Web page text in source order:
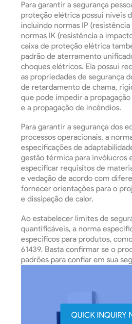
Para garantir a segurança
proteção elétrica possui níveis
incluindo normas IP (resistência
normas IK (resistência a
caixa de proteção elétrica
padrão de aterramento
choques elétricos. Ela possui
as propriedades de segurança
de retardamento de chama,
que pode impedir a
e a propagação de incêndios.
Para garantir a segurança dos
processos operacionais, a
especificações de
gestão térmica para invólucros
especificar requisitos de
e vedação de acordo com
fornecer orientações para o
e dissipação de calor.
Ao estabelecer limites de
quantificáveis, a norma
específicos para produtos,
61439. Basta confirmar se o
padrões para confiar em sua
QUICK INQUIRY